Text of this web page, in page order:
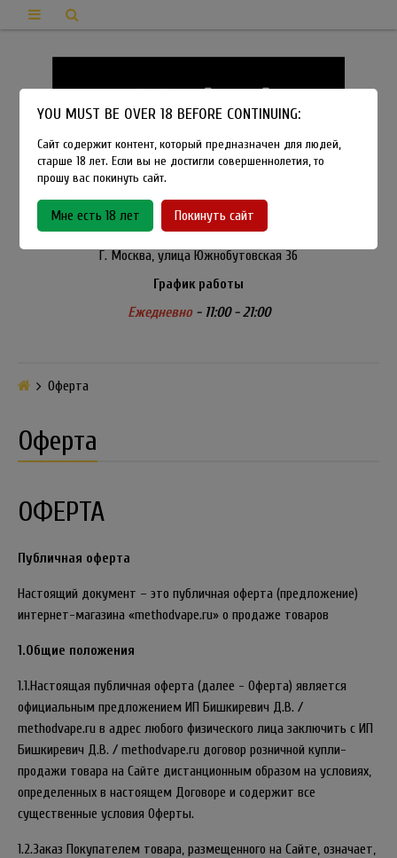
8-915-450-21-92
Розничный магазин Method Vapeshop
Г. Москва, улица Южнобутовская 36
График работы
Ежедневно- 11:00 - 21:00
Оферта
Оферта
ОФЕРТА
Публичная оферта
Настоящий документ – это публичная оферта (предложение)
интернет-магазина «methodvape.ru» о продаже товаров
1.Общие положения
1.1.Настоящая публичная оферта (далее - Оферта) является
официальным предложением ИП Бишкиревич Д.В. /
methodvape.ru в адрес любого физического лица заключить с ИП
Бишкиревич Д.В. / methodvape.ru договор розничной купли-
продажи товара на Сайте дистанционным образом на условиях,
определенных в настоящем Договоре и содержит все
существенные условия Оферты.
1.2.Заказ Покупателем товара, размещенного на Сайте, означает,
YOU MUST BE OVER 18 BEFORE CONTINUING:
Сайт содержит контент, который предназначен для людей,
старше 18 лет. Если вы не достигли совершеннолетия, то
прошу вас покинуть сайт.
Мне есть 18 лет Покинуть сайт